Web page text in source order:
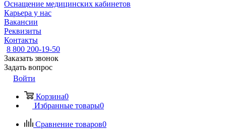
Оснащение медицинских кабинетов
Карьера у нас
Вакансии
Реквизиты
Контакты
8 800 200-19-50
Заказать звонок
Задать вопрос
Войти
Корзина0
Избранные товары0
Сравнение товаров0